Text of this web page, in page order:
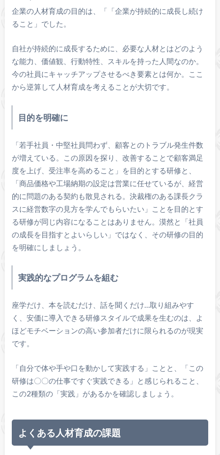
企業の人材育成の目的は、「「企業が持続的に成長し続け
ること」でした。
自社が持続的に成長するために、必要な人材とはどのよう
な能力、価値観、行動特性、スキルを持った人間なのか。
今の社員にキャッチアップさせるべき要素とは何か。ここ
から逆算して人材育成を考えることが大切です。
目的を明確に
「若手社員・中堅社員問わず、顧客とのトラブル発生件数
が増えている。この原因を探り、改善することで顧客満足
度を上げ、受注率を高めること」を目的とする研修と、
「商品価格や工場納期の設定は営業に任せているが、経営
的に問題のある契約も散見される。決裁権のある課長クラ
スに経営数字の見方を学んでもらいたい」ことを目的とす
る研修が同じ内容になることはありません。漠然と「社員
の成長を目指すとよいらしい」ではなく、その研修の目的
を明確にしましょう。
実践的なプログラムを組む
座学だけ、本を読むだけ、話を聞くだけ…取り組みやす
く、安価に導入できる研修スタイルで成果を生むのは、よ
ほどモチベーションの高い参加者だけに限られるのが現実
です。
「自分で体や手や口を動かして実践する」ことと、「この
研修は〇〇の仕事ですぐ実践できる」と感じられること、
この2種類の「実践」があるかを確認しましょう。
よくある人材育成の課題